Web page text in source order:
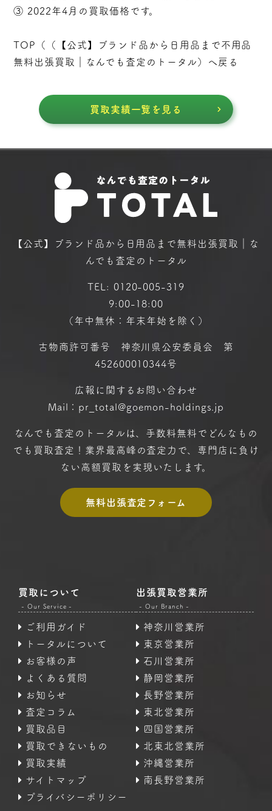
③ 2022年4月の買取価格です。
TOP（（
【公式】ブランド品から日用品まで不用品
無料出張買取｜なんでも査定のトータル ）へ戻る
買取実績一覧を見る
【公式】ブランド品から日用品まで無料出張買取｜な
んでも査定のトータル
TEL: 0120-005-319
9:00-18:00
（年中無休：年末年始を除く）
古物商許可番号 神奈川県公安委員会 第
452600010344号
広報に関するお問い合わせ
Mail：pr_total@goemon-holdings.jp
なんでも査定のトータルは、手数料無料で どんなもの
でも買取査定！ 業界最高峰の査定力で、専門店に 負け
ない高額買取を実現いたします。
無料出張査定フォーム
買取について
- Our Service -
ご利用ガイド
トータルについて
お客様の声
よくある質問
お知らせ
査定コラム
買取品目
買取できないもの
買取実績
サイトマップ
プライバシーポリシー
出張買取営業所
- Our Branch -
神奈川営業所
東京営業所
石川営業所
静岡営業所
長野営業所
東北営業所
四国営業所
北東北営業所
沖縄営業所
南長野営業所